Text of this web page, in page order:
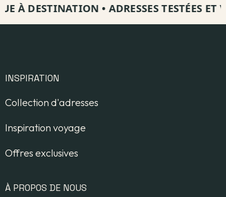
À DESTINATION •ADRESSES TESTÉES ET
INSPIRATION
Collection d'adresses
Inspiration voyage
Offres exclusives
À PROPOS DE NOUS